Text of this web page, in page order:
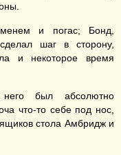
и погас; Бонд,
шаг в сторону,
и некоторое время
был абсолютно
что-то себе под нос,
стола Амбридж и